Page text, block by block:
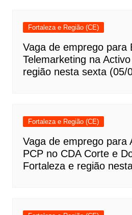
Fortaleza e Região (CE)
Vaga de emprego para
Telemarketing na
região nesta sexta (05/
Fortaleza e Região (CE)
Vaga de emprego para
PCP no CDA Corte e
Fortaleza e região